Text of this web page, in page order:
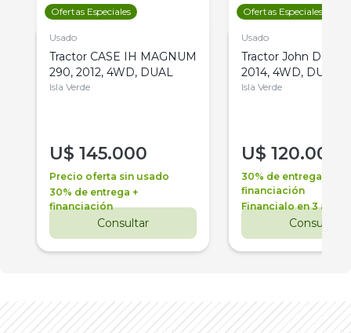
Ofertas Especiales
Usado
Tractor CASE IH MAGNUM
290, 2012, 4WD, DUAL
Isla Verde
U$ 145.000
Precio oferta sin usado
30% de entrega +
financiación
Consultar
Ofertas Especiales
Usado
Tractor John Deere
2014, 4WD, DUAL
Isla Verde
U$ 120.000
30% de entrega +
financiación
Financialo en 3 años
Consultar